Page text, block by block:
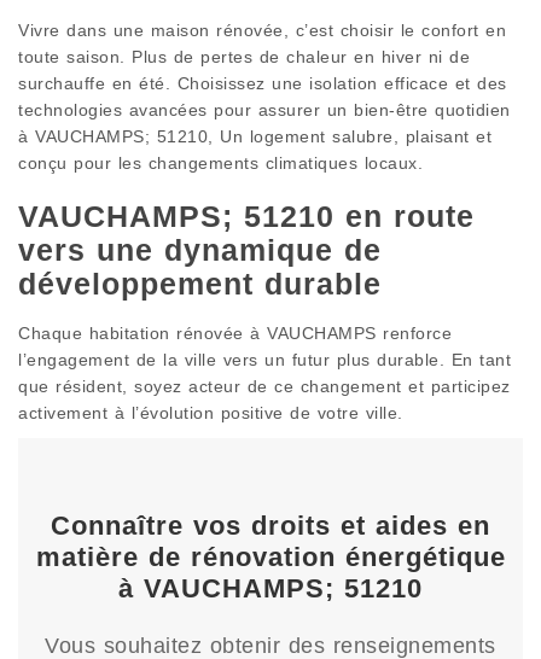
Vivre dans une maison rénovée, c’est choisir le confort en
toute saison. Plus de pertes de chaleur en hiver ni de
surchauffe en été. Choisissez une isolation efficace et des
technologies avancées pour assurer un bien-être quotidien
à VAUCHAMPS; 51210, Un logement salubre, plaisant et
conçu pour les changements climatiques locaux.
VAUCHAMPS; 51210 en route
vers une dynamique de
développement durable
Chaque habitation rénovée à VAUCHAMPS renforce
l’engagement de la ville vers un futur plus durable. En tant
que résident, soyez acteur de ce changement et participez
activement à l’évolution positive de votre ville.
Connaître vos droits et aides en
matière de rénovation énergétique
à VAUCHAMPS; 51210
Vous souhaitez obtenir des renseignements